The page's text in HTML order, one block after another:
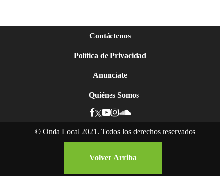
Contáctenos
Política de Privacidad
Anunciate
Quiénes Somos
© Onda Local 2021. Todos los derechos reservados
Volver Arriba